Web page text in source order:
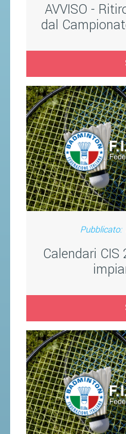
AVVISO -
dal
Pubblicato:
Calendari
LINE
GARE
PARA